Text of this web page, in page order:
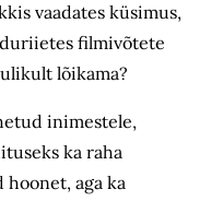
vaadates küsimus,
filmivõtete
lõikama?
inimestele,
ka raha
aga ka